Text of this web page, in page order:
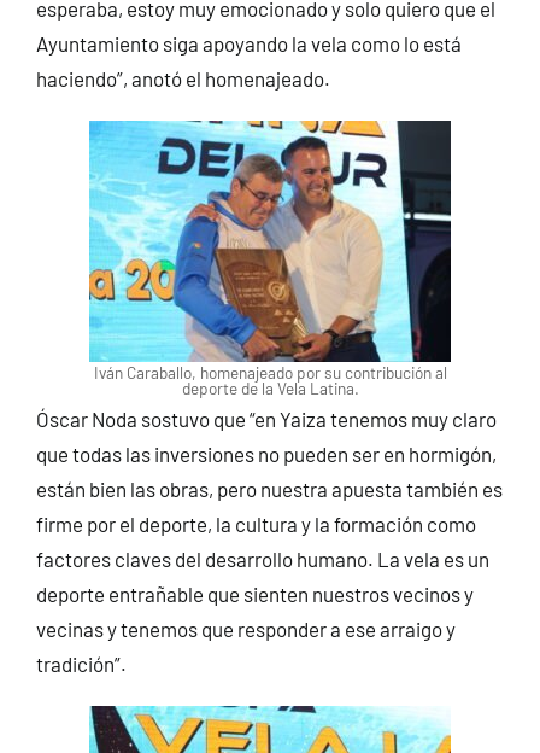
esperaba, estoy muy emocionado y solo quiero que el
Ayuntamiento siga apoyando la vela como lo está
haciendo”, anotó el homenajeado.
Iván Caraballo, homenajeado por su contribución al
deporte de la Vela Latina.
Óscar Noda sostuvo que “en Yaiza tenemos muy claro
que todas las inversiones no pueden ser en hormigón,
están bien las obras, pero nuestra apuesta también es
firme por el deporte, la cultura y la formación como
factores claves del desarrollo humano. La vela es un
deporte entrañable que sienten nuestros vecinos y
vecinas y tenemos que responder a ese arraigo y
tradición”.